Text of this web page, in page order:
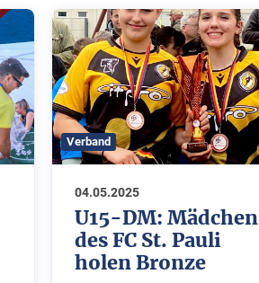
Verband
04.05.2025
U15-DM: Mädchen
des FC St. Pauli
holen Bronze